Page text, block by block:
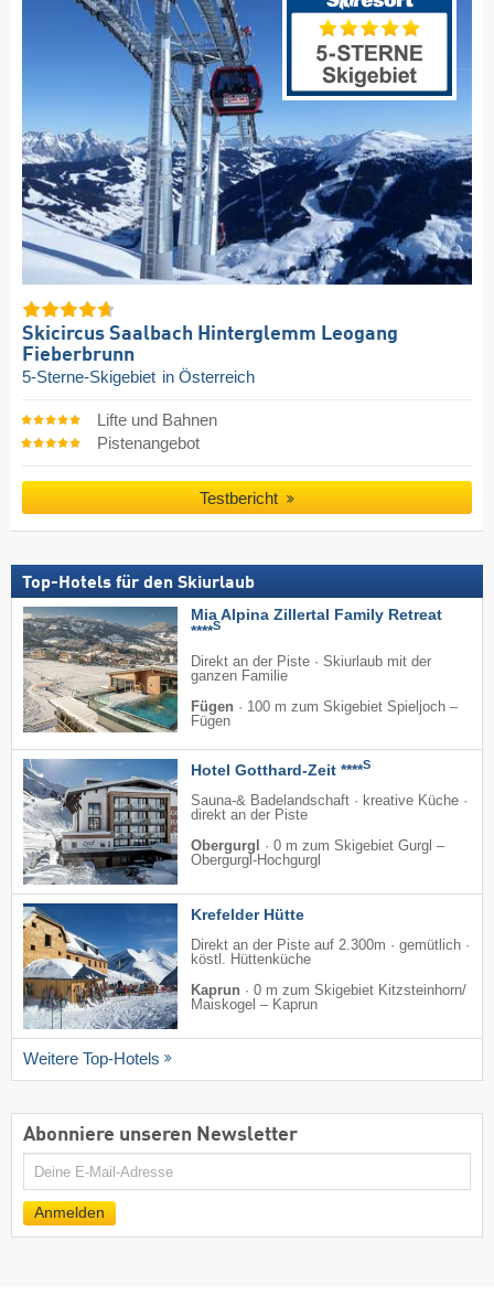
Skicircus Saalbach Hinterglemm Leogang
Fieberbrunn
5-Sterne-Skigebiet in Österreich
Lifte und Bahnen
Pistenangebot
Testbericht
Top-Hotels für den Skiurlaub
Mia Alpina Zillertal Family Retreat
****S
Direkt an der Piste · Skiurlaub mit der
ganzen Familie
Fügen · 100 m zum Skigebiet Spieljoch –
Fügen
Hotel Gotthard-Zeit ****S
Sauna-& Badelandschaft · kreative Küche ·
direkt an der Piste
Obergurgl
· 0 m zum Skigebiet Gurgl –
Obergurgl-Hochgurgl
Krefelder Hütte
Direkt an der Piste auf 2.300m · gemütlich ·
köstl. Hüttenküche
Kaprun · 0 m zum Skigebiet Kitzsteinhorn/​
Maiskogel – Kaprun
Weitere Top-Hotels
Abonniere unseren Newsletter
E-
Anmelden